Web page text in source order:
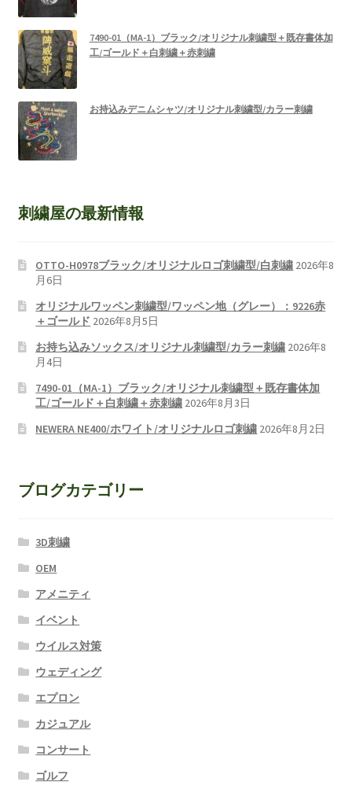
7490-01（MA-1）ブラック/オリジナル刺繍型＋既存書体加
工/ゴールド＋白刺繍＋赤刺繍
お持込みデニムシャツ/オリジナル刺繍型/カラー刺繍
刺繍屋の最新情報
OTTO-H0978ブラック/オリジナルロゴ刺繍型/白刺繍 2026年8
月6日
オリジナルワッペン刺繍型/ワッペン地（グレー）：9226赤
＋ゴールド 2026年8月5日
お持ち込みソックス/オリジナル刺繍型/カラー刺繍 2026年8
月4日
7490-01（MA-1）ブラック/オリジナル刺繍型＋既存書体加
工/ゴールド＋白刺繍＋赤刺繍 2026年8月3日
NEWERA NE400/ホワイト/オリジナルロゴ刺繍 2026年8月2日
ブログカテゴリー
3D刺繍
OEM
アメニティ
イベント
ウイルス対策
ウェディング
エプロン
カジュアル
コンサート
ゴルフ